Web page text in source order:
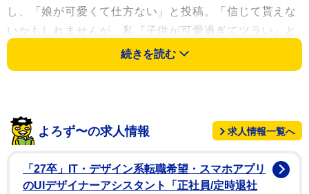
し、「娘が可愛くて仕方ない」と投稿。「信じて貰えな
いかもしれませんが、私『子供が可愛過ぎてツラい』と
か『娘のことを大好き過ぎる』とかググってしまった事
があります。笑 いくらなんでも親バカ過ぎる気がし
ことを記した。
上原は「私の母に、この件を話した事があるのですが
(認知症だけど、今現在の会話は普通にできます)」と
続きを読む
よろず〜の求人情報 求人情報一覧へ
「27卒」IT・デザイン系転職希望・スマホアプリ
のUIデザイナーアシスタント「正社員/定時退社